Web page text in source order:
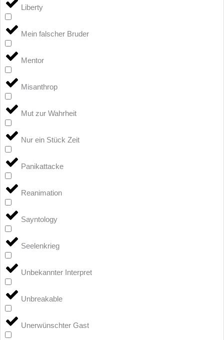
Liberty
Mein falscher Bruder
Mentor
Misanthrop
Mut zur Wahrheit
Nur ein Stück Zeit
Panikattacke
Reanimation
Sayntology
Seelenkrieg
Unbekannter Interpret
Unbreakable
Unerwünschter Gast